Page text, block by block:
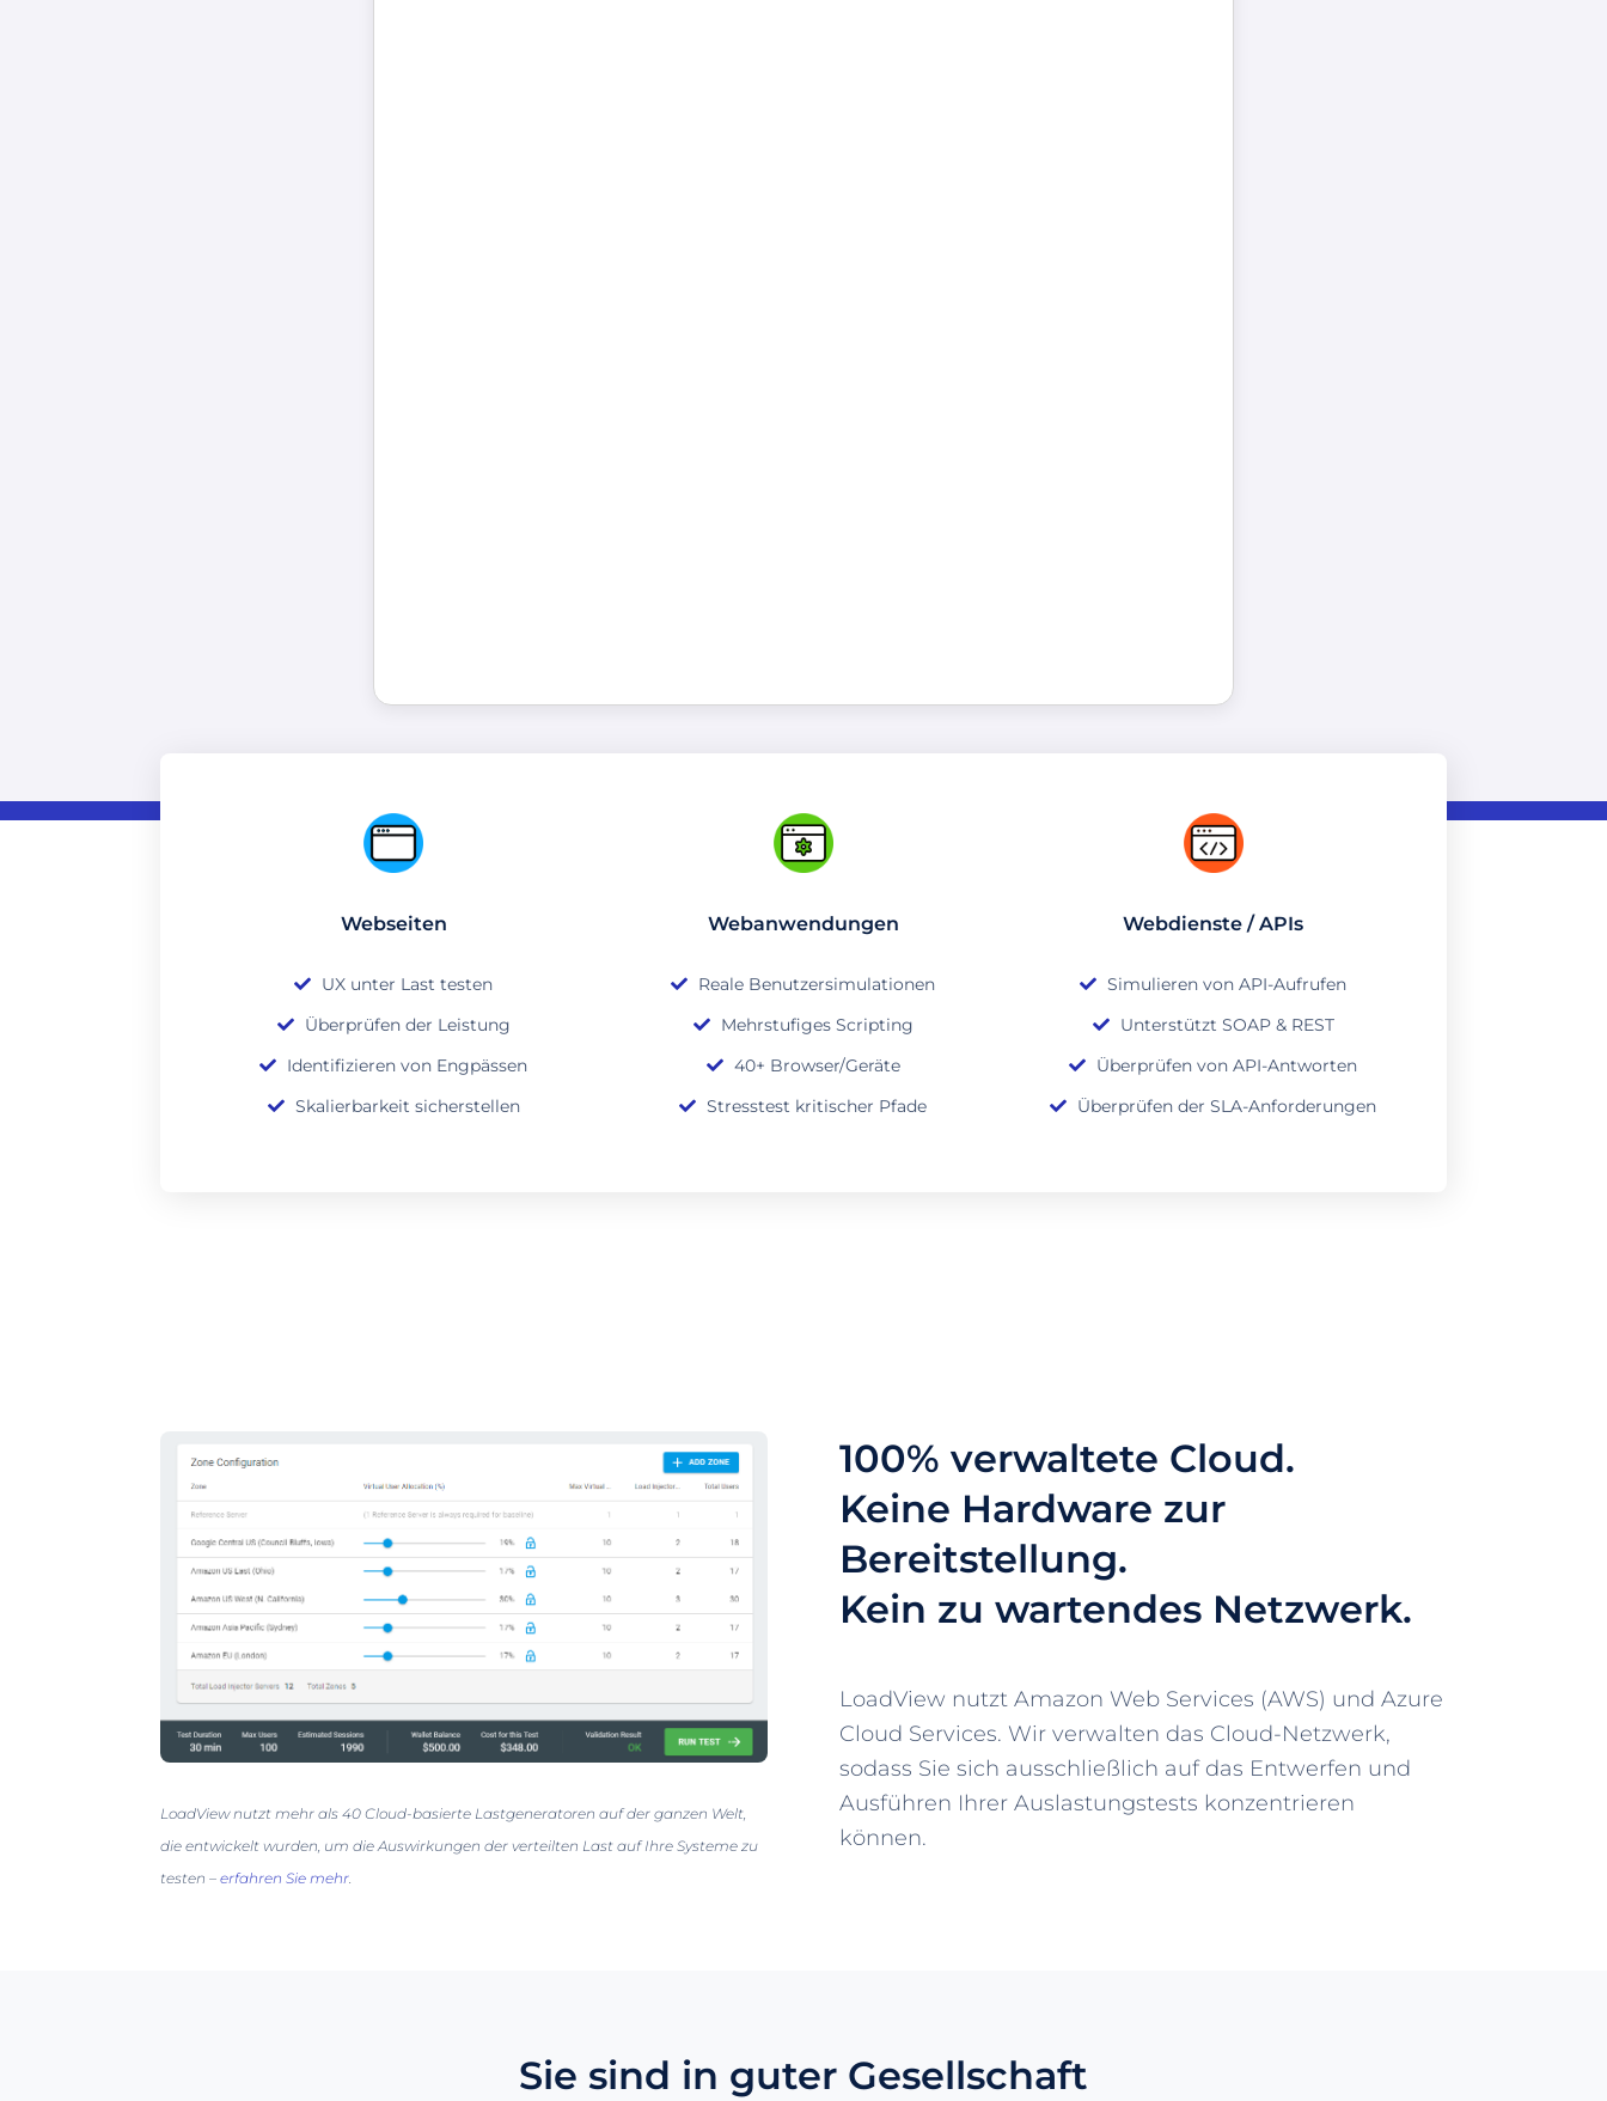
Webseiten
UX unter Last testen
Überprüfen der Leistung
Identifizieren von Engpässen
Skalierbarkeit sicherstellen
Webanwendungen
Reale Benutzersimulationen
Mehrstufiges Scripting
40+ Browser/Geräte
Stresstest kritischer Pfade
Webdienste / APIs
Simulieren von API-Aufrufen
Unterstützt SOAP & REST
Überprüfen von API-Antworten
Überprüfen der SLA-Anforderungen
LoadView nutzt mehr als 40 Cloud-basierte Lastgeneratoren auf der ganzen Welt,
die entwickelt wurden, um die Auswirkungen der verteilten Last auf Ihre Systeme zu
testen –erfahren Sie mehr.
100% verwaltete Cloud.
Keine Hardware zur
Bereitstellung.
Kein zu wartendes Netzwerk.
LoadView nutzt Amazon Web Services (AWS) und Azure
Cloud Services. Wir verwalten das Cloud-Netzwerk,
sodass Sie sich ausschließlich auf das Entwerfen und
Ausführen Ihrer Auslastungstests konzentrieren
können.
Sie sind in guter Gesellschaft